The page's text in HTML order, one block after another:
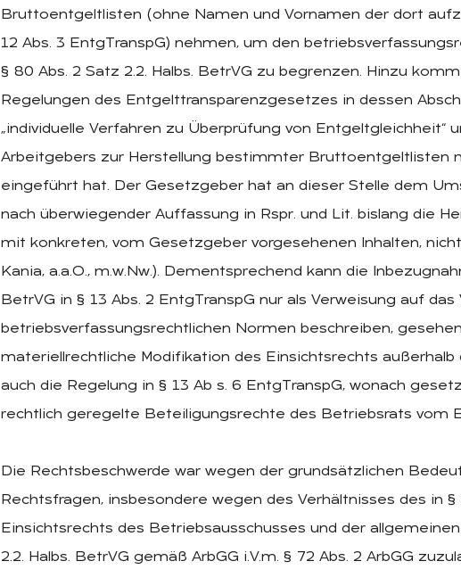
Bruttoentgeltlisten (ohne Namen und Vornamen der dort
12 Abs. 3 EntgTranspG) nehmen, um den
§ 80 Abs. 2 Satz 2.2. Halbs. BetrVG zu begrenzen. Hinzu
Regelungen des Entgelttransparenzgesetzes in dessen
„individuelle Verfahren zu Überprüfung von Entgeltgleichheit“
Arbeitgebers zur Herstellung bestimmter Bruttoentgeltlisten
eingeführt hat. Der Gesetzgeber hat an dieser Stelle dem
nach überwiegender Auffassung in Rspr. und Lit. bislang die
mit konkreten, vom Gesetzgeber vorgesehenen Inhalten,
Kania, a.a.O., m.w.Nw.). Dementsprechend kann die
BetrVG in § 13 Abs. 2 EntgTranspG nur als Verweisung auf
betriebsverfassungsrechtlichen Normen beschreiben,
materiellrechtliche Modifikation des Einsichtsrechts außerhalb
auch die Regelung in § 13 Ab s. 6 EntgTranspG, wonach
rechtlich geregelte Beteiligungsrechte des Betriebsrats vom
Die Rechtsbeschwerde war wegen der grundsätzlichen
Rechtsfragen, insbesondere wegen des Verhältnisses des in
Einsichtsrechts des Betriebsausschusses und der
2.2. Halbs. BetrVG gemäß ArbGG i.V.m. § 72 Abs. 2 ArbGG